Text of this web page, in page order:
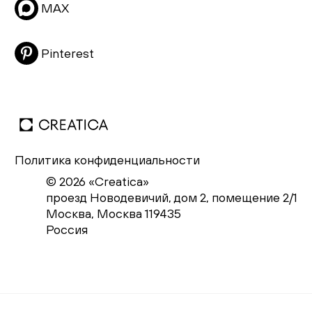
Распродажа
MAX
Pinterest
Политика конфиденциальности
© 2026 «Creatica»
проезд Новодевичий, дом 2, помещение 2/1
Москва, Москва 119435
Россия